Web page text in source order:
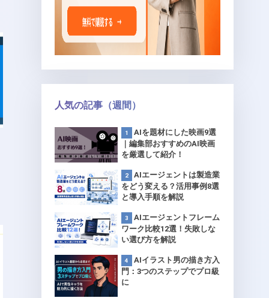
人気の記事（週間）
AIを題材にした映画9選
｜編集部おすすめのAI映画
を厳選して紹介！
AIエージェントは製造業
をどう変える？活用事例8選
と導入手順を解説
AIエージェントフレーム
ワーク比較12選！失敗しな
い選び方を解説
AIイラスト男の描き方入
門：3つのステップでプロ級
に